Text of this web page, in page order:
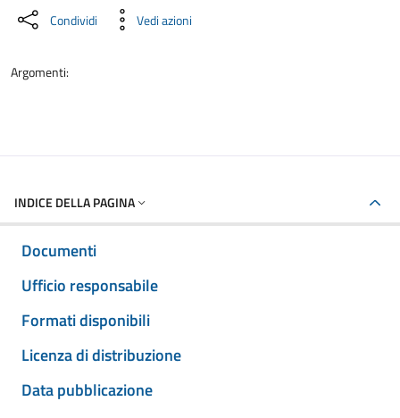
Condividi Vedi azioni
Argomenti:
INDICE DELLA PAGINA
Documenti
Ufficio responsabile
Formati disponibili
Licenza di distribuzione
Data pubblicazione